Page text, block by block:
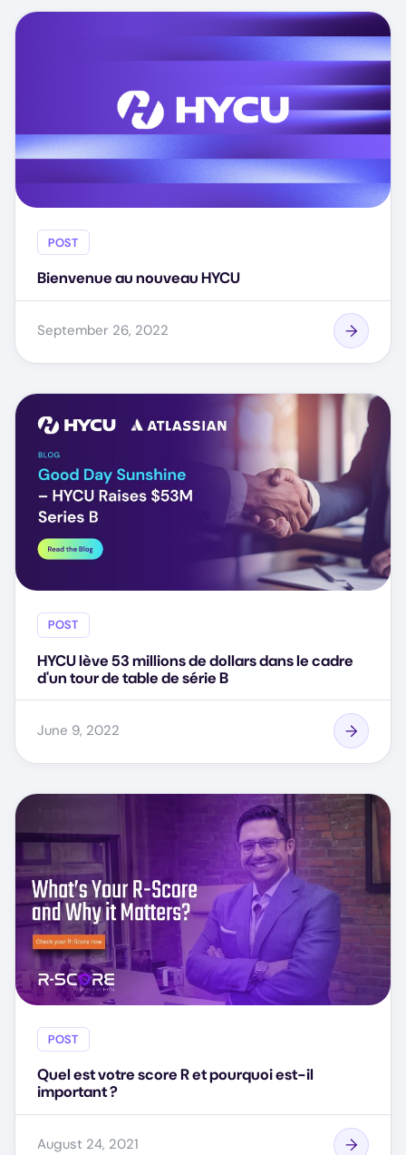
POST
Bienvenue au nouveau HYCU
September 26, 2022
POST
HYCU lève 53 millions de dollars dans le cadre
d'un tour de table de série B
June 9, 2022
POST
Quel est votre score R et pourquoi est-il
important ?
August 24, 2021